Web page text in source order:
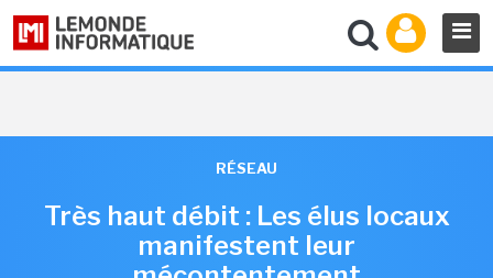
RÉSEAU
Très haut débit : Les élus locaux
manifestent leur